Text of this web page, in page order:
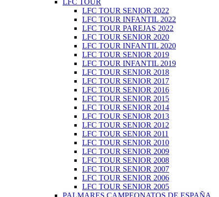
LFC TOUR
LFC TOUR SENIOR 2022
LFC TOUR INFANTIL 2022
LFC TOUR PAREJAS 2022
LFC TOUR SENIOR 2020
LFC TOUR INFANTIL 2020
LFC TOUR SENIOR 2019
LFC TOUR INFANTIL 2019
LFC TOUR SENIOR 2018
LFC TOUR SENIOR 2017
LFC TOUR SENIOR 2016
LFC TOUR SENIOR 2015
LFC TOUR SENIOR 2014
LFC TOUR SENIOR 2013
LFC TOUR SENIOR 2012
LFC TOUR SENIOR 2011
LFC TOUR SENIOR 2010
LFC TOUR SENIOR 2009
LFC TOUR SENIOR 2008
LFC TOUR SENIOR 2007
LFC TOUR SENIOR 2006
LFC TOUR SENIOR 2005
PALMARES CAMPEONATOS DE ESPAÑA